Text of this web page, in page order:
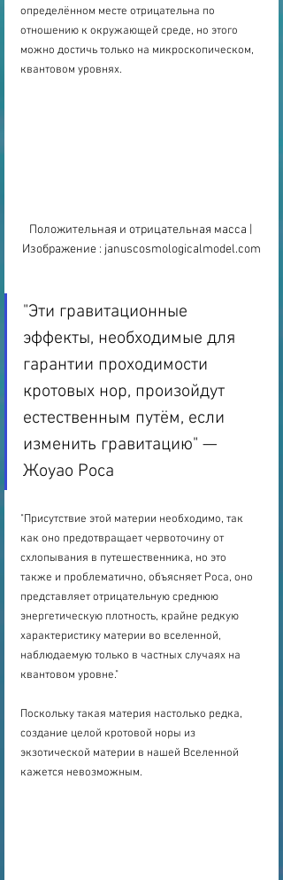
определённом месте отрицательна по
отношению к окружающей среде, но этого
можно достичь только на микроскопическом,
квантовом уровнях.
Положительная и отрицательная масса |
Изображение : januscosmologicalmodel.com
"Эти гравитационные
эффекты, необходимые для
гарантии проходимости
кротовых нор, произойдут
естественным путём, если
изменить гравитацию" —
Жоуао Роса
"Присутствие этой материи необходимо, так
как оно предотвращает червоточину от
схлопывания в путешественника, но это
также и проблематично, объясняет Роса, оно
представляет отрицательную среднюю
энергетическую плотность, крайне редкую
характеристику материи во вселенной,
наблюдаемую только в частных случаях на
квантовом уровне."
Поскольку такая материя настолько редка,
создание целой кротовой норы из
экзотической материи в нашей Вселенной
кажется невозможным.